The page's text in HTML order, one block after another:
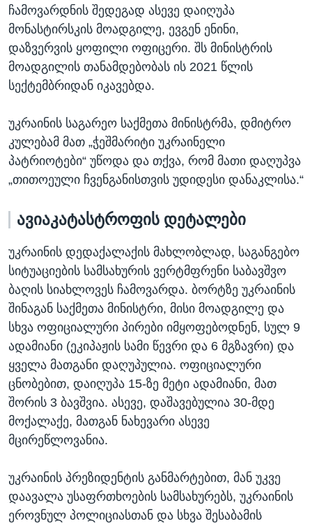
ჩამოვარდნის შედეგად ასევე დაიღუპა
მონასტირსკის მოადგილე, ევგენ ენინი,
დაზვერვის ყოფილი ოფიცერი. შს მინისტრის
მოადგილის თანამდებობას ის 2021 წლის
სექტემბრიდან იკავებდა.
უკრაინის საგარეო საქმეთა მინისტრმა, დმიტრო
კულებამ მათ „ჭეშმარიტი უკრაინელი
პატრიოტები“ უწოდა და თქვა, რომ მათი დაღუპვა
„თითოეული ჩვენგანისთვის უდიდესი დანაკლისა.“
ავიაკატასტროფის დეტალები
უკრაინის დედაქალაქის მახლობლად, საგანგებო
სიტუაციების სამსახურის ვერტმფრენი საბავშვო
ბაღის სიახლოვეს ჩამოვარდა. ბორტზე უკრაინის
შინაგან საქმეთა მინისტრი, მისი მოადგილე და
სხვა ოფიციალური პირები იმყოფებოდნენ, სულ 9
ადამიანი (ეკიპაჟის სამი წევრი და 6 მგზავრი) და
ყველა მათგანი დაღუპულია. ოფიციალური
ცნობებით, დაიღუპა 15-ზე მეტი ადამიანი, მათ
შორის 3 ბავშვია. ასევე, დაშავებულია 30-მდე
მოქალაქე, მათგან ნახევარი ასევე
მცირეწლოვანია.
უკრაინის პრეზიდენტის განმარტებით, მან უკვე
დაავალა უსაფრთხოების სამსახურებს, უკრაინის
ეროვნულ პოლიციასთან და სხვა შესაბამის